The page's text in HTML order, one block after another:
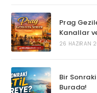
Prag
Kanallar
26 HAZIRAN
Bir
Burada!